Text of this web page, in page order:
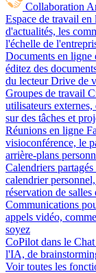
Collaboration
Espace de travail en
d'actualités, les
l'échelle de
Documents en ligne
éditez des
du lecteur Drive de
Groupes de travail
utilisateurs
sur des tâches et
Réunions en ligne
visioconférence, le
arrière-plans
Calendriers partagés
calendrier
réservation de
Communications
appels vidéo,
soyez
CoPilot dans le Chat
l'IA, de
Voir toutes les